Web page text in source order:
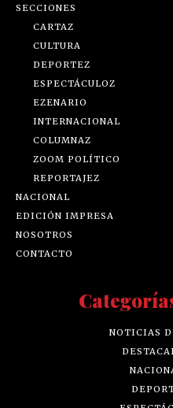
SECCIONES
CARTAZ
CULTURA
DEPORTEZ
ESPECTÁCULOZ
EZENARIO
INTERNACIONAL
COLUMNAZ
ZOOM POLÍTICO
REPORTAJEZ
NACIONAL
EDICIÓN IMPRESA
NOSOTROS
CONTACTO
NOTICIAS